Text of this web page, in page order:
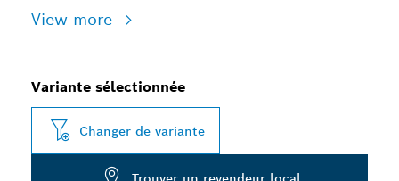
View more
Variante sélectionnée
Changer de variante